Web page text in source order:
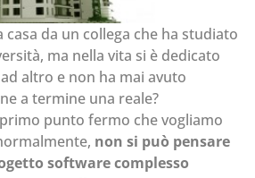
da un collega che ha studiato
ma nella vita si è dedicato
altro e non ha mai avuto
a termine una reale?
punto fermo che vogliamo
non si può pensare
software complesso